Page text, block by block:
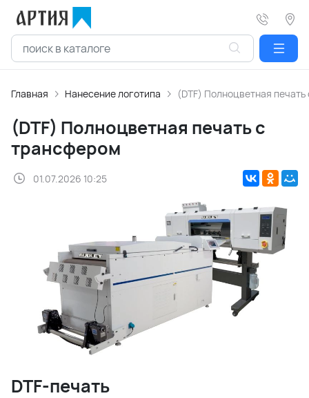
Главная Нанесение логотипа (DTF) Полноцветная
(DTF) Полноцветная печать с
трансфером
01.07.2026 10:25
DTF-печать